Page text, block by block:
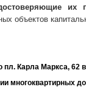
их
объектов
Карла Маркса, 62
многоквартирных